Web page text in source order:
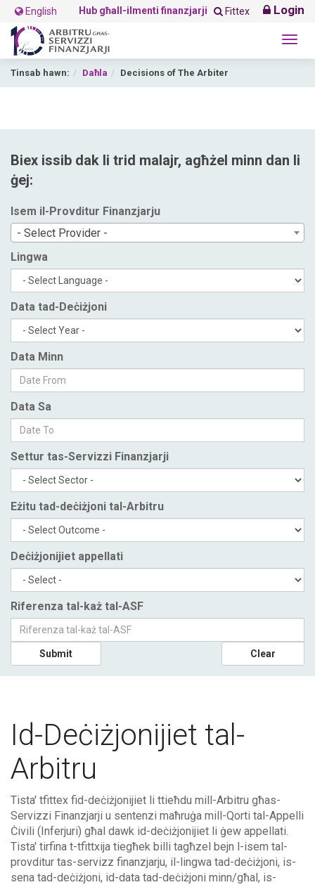
English Hub għall-ilmenti finanzjarji Fittex Login
Tinsab hawn: Daħla Decisions of The Arbiter
Biex issib dak li trid malajr, agħżel minn dan li
ġej:
Isem il-Provditur Finanzjarju
- Select Provider -
Lingwa
Data tad-Deċiżjoni
Data Minn
Data Sa
Settur tas-Servizzi Finanzjarji
Eżitu tad-deċiżjoni tal-Arbitru
Deċiżjonijiet appellati
Riferenza tal-każ tal-ASF
Submit Clear
Id-Deċiżjonijiet tal-
Arbitru
Tista' tfittex fid-deċiżjonijiet li ttieħdu mill-Arbitru għas-
Servizzi Finanzjarji u sentenzi maħruġa mill-Qorti tal-Appelli
Ċivili (Inferjuri) għal dawk id-deċiżjonijiet li ġew appellati.
Tista' tirfina t-tfittxija tiegħek billi tagħzel bejn l-isem tal-
provditur tas-servizz finanzjarju, il-lingwa tad-deċiżjoni, is-
sena tad-deċiżjoni, id-data tad-deċiżjoni minn/għal, is-